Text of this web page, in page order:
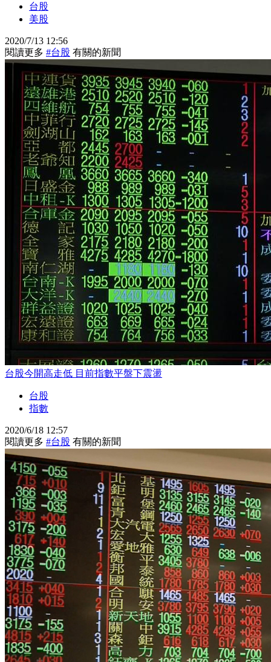
台股
美股
2020/7/13 12:56
閱讀更多 #台股 有關的新聞
台股今開高走低 目前指數平盤下震盪
台股
指數
2020/6/18 12:57
閱讀更多 #台股 有關的新聞